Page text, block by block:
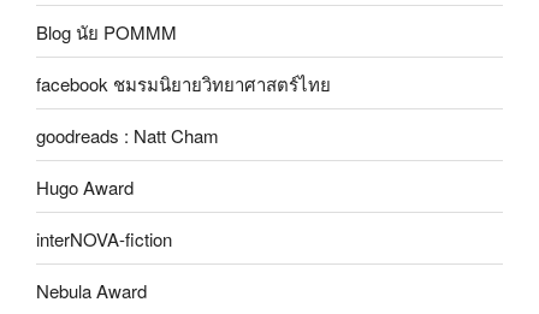
Blog นัย POMMM
facebook ชมรมนิยายวิทยาศาสตร์ไทย
goodreads : Natt Cham
Hugo Award
interNOVA-fiction
Nebula Award